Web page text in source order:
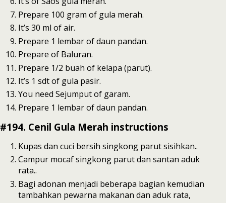
Prepare 100 gram of gula merah.
It’s 30 ml of air.
Prepare 1 lembar of daun pandan.
Prepare of Baluran.
Prepare 1/2 buah of kelapa (parut).
It’s 1 sdt of gula pasir.
You need Sejumput of garam.
Prepare 1 lembar of daun pandan.
#194. Cenil Gula Merah instructions
Kupas dan cuci bersih singkong parut sisihkan..
Campur mocaf singkong parut dan santan aduk
rata..
Bagi adonan menjadi beberapa bagian kemudian
tambahkan pewarna makanan dan aduk rata,